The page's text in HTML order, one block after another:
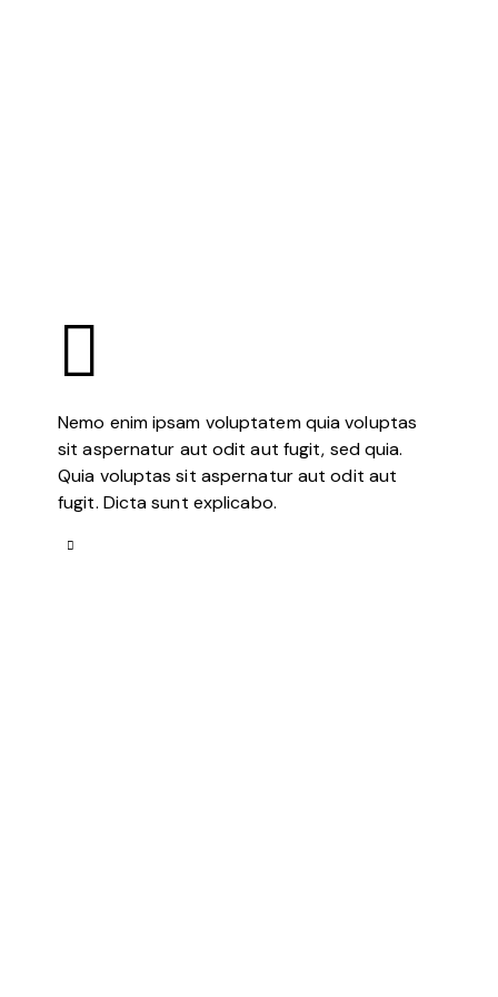
Nemo enim ipsam voluptatem quia voluptas
sit aspernatur aut odit aut fugit, sed quia.
Quia voluptas sit aspernatur aut odit aut
fugit. Dicta sunt explicabo.